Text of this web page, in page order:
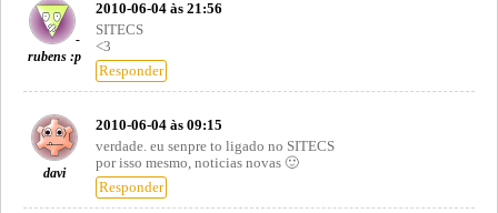
-
rubens :p
2010-06-04 às 21:56
SITECS
<3
Responder
davi
2010-06-04 às 09:15
verdade. eu senpre to ligado no SITECS
por isso mesmo, noticias novas 🙂
Responder